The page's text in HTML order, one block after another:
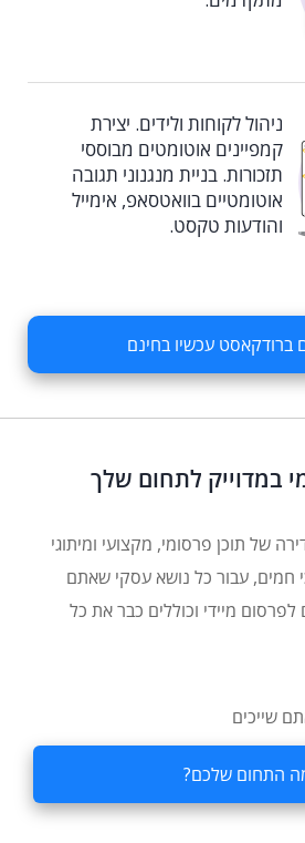
ניהול לקוחות ולידים. יצירת
קמפיינים אוטומטים מבוססי
תזכורות. בניית מנגנוני תגובה
אוטומטיים בוואטסאפ, אימייל
והודעות טקסט.
ברודקאסט עכשיו בחינם
במדוייק לתחום שלך
של תוכן פרסומי, מקצועי ומיתוגי
חמים, עבור כל נושא עסקי שאתם
לפרסום מיידי וכוללים כבר את כל
שייכים
התחום שלכם?